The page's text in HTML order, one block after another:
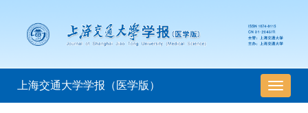
导
航
上海交通大学学报（医学版）